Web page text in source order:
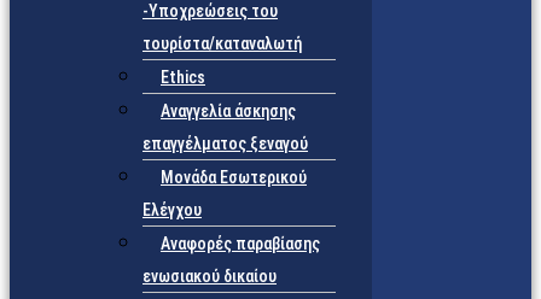
-Υποχρεώσεις του
τουρίστα/καταναλωτή
Ethics
Αναγγελία άσκησης
επαγγέλματος ξεναγού
Μονάδα Εσωτερικού
Ελέγχου
Αναφορές παραβίασης
ενωσιακού δικαίου